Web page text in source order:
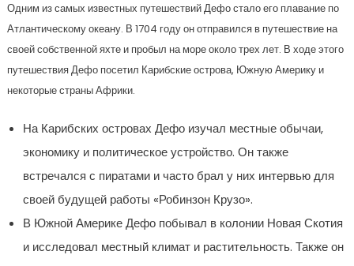
Одним из самых известных путешествий Дефо стало его плавание по
Атлантическому океану. В 1704 году он отправился в путешествие на
своей собственной яхте и пробыл на море около трех лет. В ходе этого
путешествия Дефо посетил Карибские острова, Южную Америку и
некоторые страны Африки.
На Карибских островах Дефо изучал местные обычаи,
экономику и политическое устройство. Он также
встречался с пиратами и часто брал у них интервью для
своей будущей работы «Робинзон Крузо».
В Южной Америке Дефо побывал в колонии Новая Скотия
и исследовал местный климат и растительность. Также он